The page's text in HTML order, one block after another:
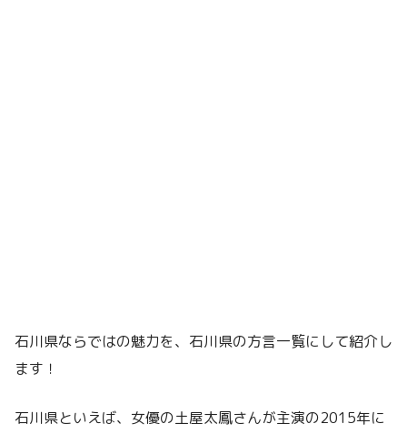
石川県ならではの魅力を、石川県の方言一覧にして紹介し
ます！
石川県といえば、女優の土屋太鳳さんが主演の2015年に